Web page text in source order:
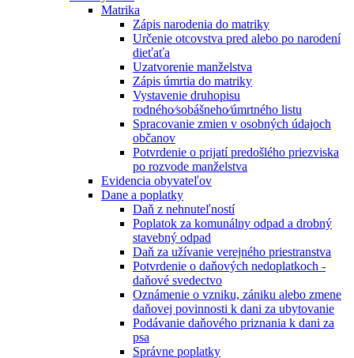
Matrika
Zápis narodenia do matriky
Určenie otcovstva pred alebo po narodení
dieťaťa
Uzatvorenie manželstva
Zápis úmrtia do matriky
Vystavenie druhopisu
rodného⁄sobášneho⁄úmrtného listu
Spracovanie zmien v osobných údajoch
občanov
Potvrdenie o prijatí predošlého priezviska
po rozvode manželstva
Evidencia obyvateľov
Dane a poplatky
Daň z nehnuteľností
Poplatok za komunálny odpad a drobný
stavebný odpad
Daň za užívanie verejného priestranstva
Potvrdenie o daňových nedoplatkoch -
daňové svedectvo
Oznámenie o vzniku, zániku alebo zmene
daňovej povinnosti k dani za ubytovanie
Podávanie daňového priznania k dani za
psa
Správne poplatky